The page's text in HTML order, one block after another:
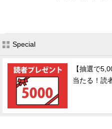
Special
【抽選で
当たる！読